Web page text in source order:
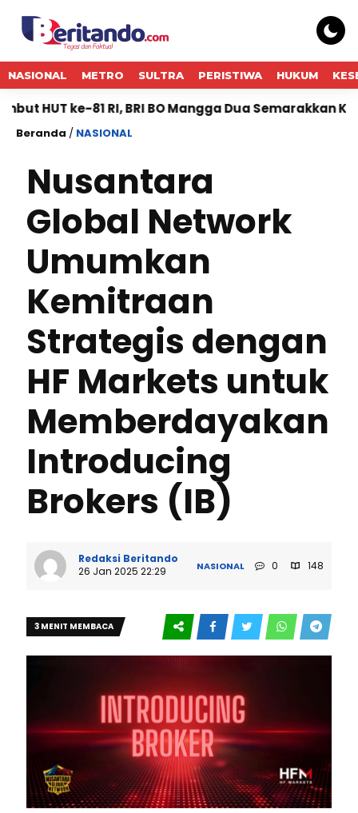
NASIONAL METRO SULTRA PERISTIWA HUKUM
81 RI, BRI BO Mangga Dua Semarakkan Kantor
Beranda / NASIONAL
Nusantara
Global Network
Umumkan
Kemitraan
Strategis dengan
HF Markets untuk
Memberdayakan
Introducing
Brokers (IB)
Redaksi Beritando
26 Jan 2025 22:29
NASIONAL 0 148
3 MENIT MEMBACA